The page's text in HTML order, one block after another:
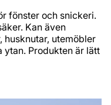
fönster och snickeri.
​Kan även
husknutar, utemöbler
ytan. ​Produkten är lätt